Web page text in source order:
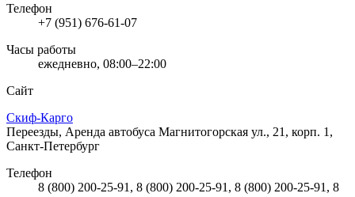
Телефон
+7 (951) 676-61-07
Часы работы
ежедневно, 08:00–22:00
Сайт
Скиф-Карго
Переезды, Аренда автобуса Магнитогорская ул., 21, корп. 1,
Санкт-Петербург
Телефон
8 (800) 200-25-91, 8 (800) 200-25-91, 8 (800) 200-25-91, 8